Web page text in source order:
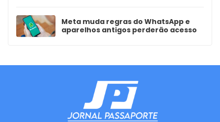
Meta muda regras do WhatsApp e
aparelhos antigos perderão acesso